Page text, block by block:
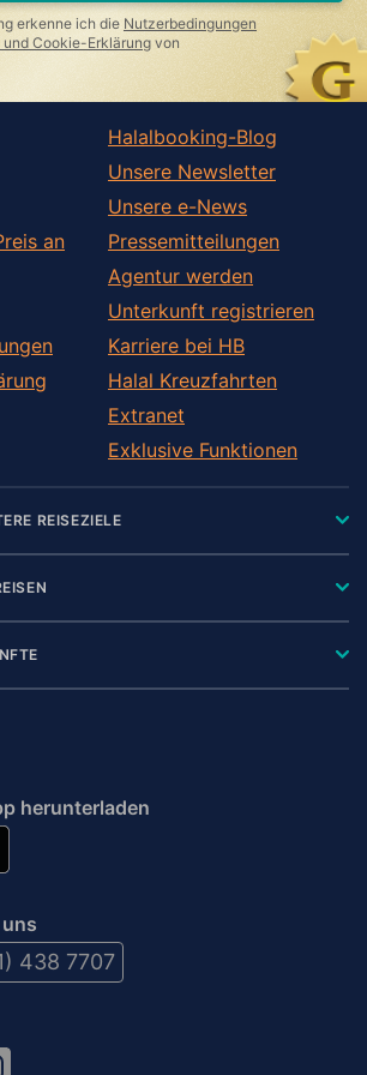
erkenne ich die Nutzerbedingungen
Cookie-Erklärung von
an
Halalbooking-Blog
Unsere Newsletter
Unsere e-News
Pressemitteilungen
Agentur werden
Unterkunft registrieren
Karriere bei HB
Halal Kreuzfahrten
Extranet
Exklusive Funktionen
REISEZIELE
herunterladen
438 7707